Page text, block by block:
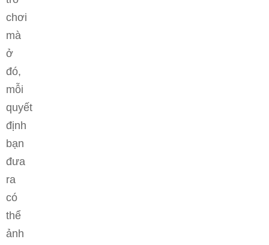
chơi
mà
ở
đó,
mỗi
quyết
định
bạn
đưa
ra
có
thể
ảnh